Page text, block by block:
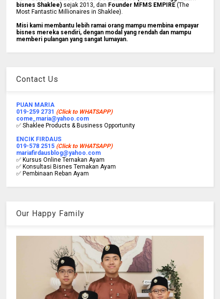
bisnes Shaklee) sejak 2013, dan Founder MFMS EMPIRE (The
Most Fantastic Millionaires in Shaklee).
Misi kami membantu lebih ramai orang mampu membina empayar
bisnes mereka sendiri, dengan modal yang rendah dan mampu
memberi pulangan yang sangat lumayan.
Contact Us
PUAN MARIA
019-259 2731 (Click to WHATSAPP)
come_maria@yahoo.com
✅ Shaklee Products & Business Opportunity
ENCIK FIRDAUS
019-578 2515 (Click to WHATSAPP)
mariafirdausblog@yahoo.com
✅ Kursus Online Ternakan Ayam
✅ Konsultasi Bisnes Ternakan Ayam
✅ Pembinaan Reban Ayam
Our Happy Family